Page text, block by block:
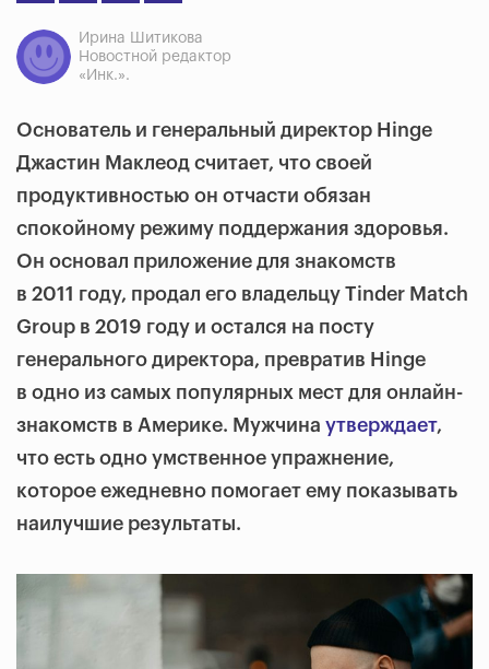
Ирина Шитикова
Новостной редактор
«Инк.».
Основатель и генеральный директор Hinge
Джастин Маклеод считает, что своей
продуктивностью он отчасти обязан
спокойному режиму поддержания здоровья.
Он основал приложение для знакомств
в 2011 году, продал его владельцу Tinder Match
Group в 2019 году и остался на посту
генерального директора, превратив Hinge
в одно из самых популярных мест для онлайн-
знакомств в Америке. Мужчина утверждает,
что есть одно умственное упражнение,
которое ежедневно помогает ему показывать
наилучшие результаты.